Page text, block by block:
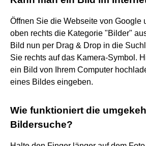
Öffnen Sie die Webseite von Google
oben rechts die Kategorie "Bilder"
Bild nun per Drag & Drop in die
Sie rechts auf das Kamera-Symbol.
ein Bild von Ihrem Computer
eines Bildes eingeben.
Wie funktioniert die
Bildersuche?